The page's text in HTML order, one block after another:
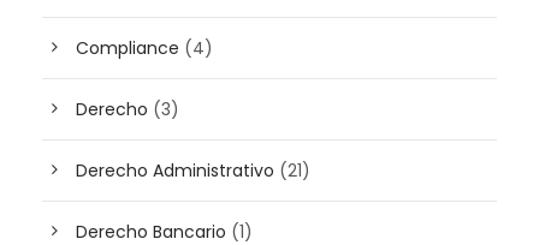
Compliance (4)
Derecho (3)
Derecho Administrativo (21)
Derecho Bancario (1)